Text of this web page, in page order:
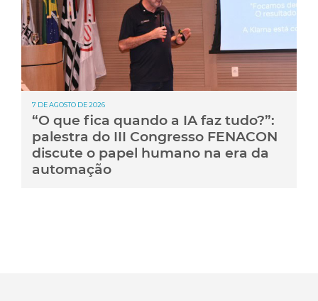
7 DE AGOSTO DE 2026
“O que fica quando a IA faz tudo?”:
palestra do III Congresso FENACON
discute o papel humano na era da
automação